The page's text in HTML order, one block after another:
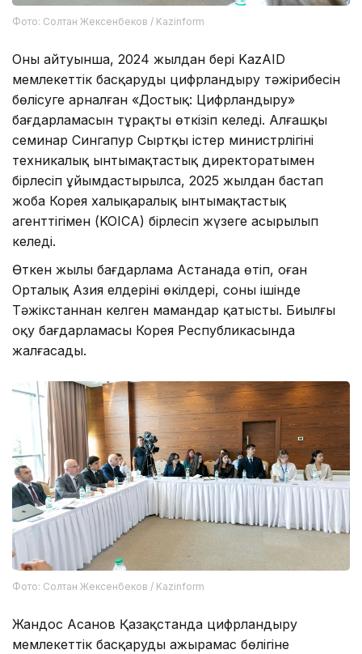
Фото: Солтан Жексенбеков / Kazinform
Оның айтуынша, 2024 жылдан бері KazAID
мемлекеттік басқаруды цифрландыру тәжірибесін
бөлісуге арналған «Достық: Цифрландыру»
бағдарламасын тұрақты өткізіп келеді. Алғашқы
семинар Сингапур Сыртқы істер министрлігінің
техникалық ынтымақтастық директоратымен
бірлесіп ұйымдастырылса, 2025 жылдан бастап
жоба Корея халықаралық ынтымақтастық
агенттігімен (KOICA) бірлесіп жүзеге асырылып
келеді.
Өткен жылы бағдарлама Астанада өтіп, оған
Орталық Азия елдерінің өкілдері, соның ішінде
Тәжікстаннан келген мамандар қатысты. Биылғы
оқу бағдарламасы Корея Республикасында
жалғасады.
Фото: Солтан Жексенбеков / Kazinform
Жандос Асанов Қазақстанда цифрландыру
мемлекеттік басқарудың ажырамас бөлігіне